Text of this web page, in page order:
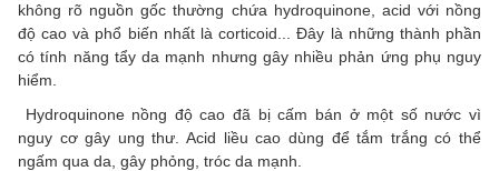
không rõ nguồn gốc thường chứa hydroquinone, acid với nồng
độ cao và phổ biến nhất là corticoid... Đây là những thành phần
có tính năng tẩy da mạnh nhưng gây nhiều phản ứng phụ nguy
hiểm.
Hydroquinone nồng độ cao đã bị cấm bán ở một số nước vì
nguy cơ gây ung thư. Acid liều cao dùng để tắm trắng có thể
ngấm qua da, gây phỏng, tróc da mạnh.